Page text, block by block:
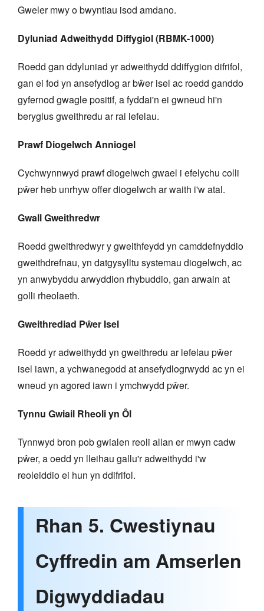
Gweler mwy o bwyntiau isod amdano.
Dyluniad Adweithydd Diffygiol (RBMK-1000)
Roedd gan ddyluniad yr adweithydd ddiffygion difrifol,
gan ei fod yn ansefydlog ar bŵer isel ac roedd ganddo
gyfernod gwagle positif, a fyddai'n ei gwneud hi'n
beryglus gweithredu ar rai lefelau.
Prawf Diogelwch Anniogel
Cychwynnwyd prawf diogelwch gwael i efelychu colli
pŵer heb unrhyw offer diogelwch ar waith i'w atal.
Gwall Gweithredwr
Roedd gweithredwyr y gweithfeydd yn camddefnyddio
gweithdrefnau, yn datgysylltu systemau diogelwch, ac
yn anwybyddu arwyddion rhybuddio, gan arwain at
golli rheolaeth.
Gweithrediad Pŵer Isel
Roedd yr adweithydd yn gweithredu ar lefelau pŵer
isel iawn, a ychwanegodd at ansefydlogrwydd ac yn ei
wneud yn agored iawn i ymchwydd pŵer.
Tynnu Gwiail Rheoli yn Ôl
Tynnwyd bron pob gwialen reoli allan er mwyn cadw
pŵer, a oedd yn lleihau gallu'r adweithydd i'w
reoleiddio ei hun yn ddifrifol.
Rhan 5. Cwestiynau
Cyffredin am Amserlen
Digwyddiadau